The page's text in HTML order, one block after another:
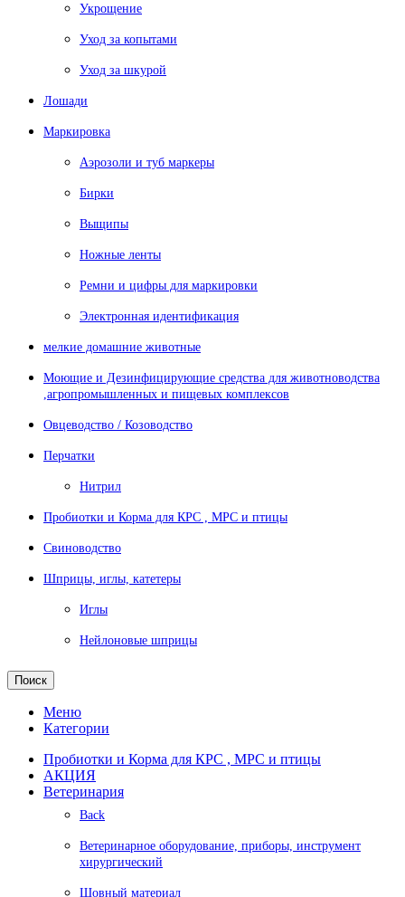
Укрощение
Уход за копытами
Уход за шкурой
Лошади
Маркировка
Аэрозоли и туб маркеры
Бирки
Выщипы
Ножные ленты
Ремни и цифры для маркировки
Электронная идентификация
мелкие домашние животные
Моющие и Дезинфицирующие средства для животноводства
,агропромышленных и пищевых комплексов
Овцеводство / Козоводство
Перчатки
Нитрил
Пробиотки и Корма для КРС , МРС и птицы
Свиноводство
Шприцы, иглы, катетеры
Иглы
Нейлоновые шприцы
Поиск
Меню
Категории
Пробиотки и Корма для КРС , МРС и птицы
АКЦИЯ
Ветеринария
Back
Ветеринарное оборудование, приборы, инструмент
хирургический
Шовный материал